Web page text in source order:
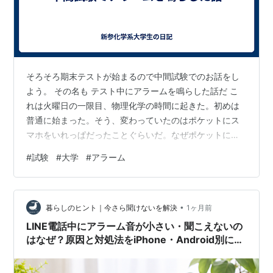
そろそろ期末テストが始まるので中間試験でのお話をし
よう。 その名も テスト中にアラームを鳴らした話だ こ
れは火曜日の一限目、物理化学の時間に起きた。初めは
普通に始まった。そう、変わっていたのはポケットにス
マホをいれっぱだったことぐらいだ。なぜポケットにス
来年の再履になった時にそなえるためだ。 始めになぜア
ラームがセットされているのかというと月曜日の２限か
らのためだ。 そして始まって20分少し、ポケットのアラ
ームが鳴った。ポケットに入れていたため初めにしたの
はポケットの中のスマホをバッグに投げ入れることだっ
た。さすがにアラームが鳴ってしまって処分…
#試験 #大学 #アラーム
暮らしのヒント｜今さら聞けないを解決 • 1ヶ月前
LINE電話中にアラーム音が小さい・聞こえないの
はなぜ？原因と対処法をiPhone・Android別に解